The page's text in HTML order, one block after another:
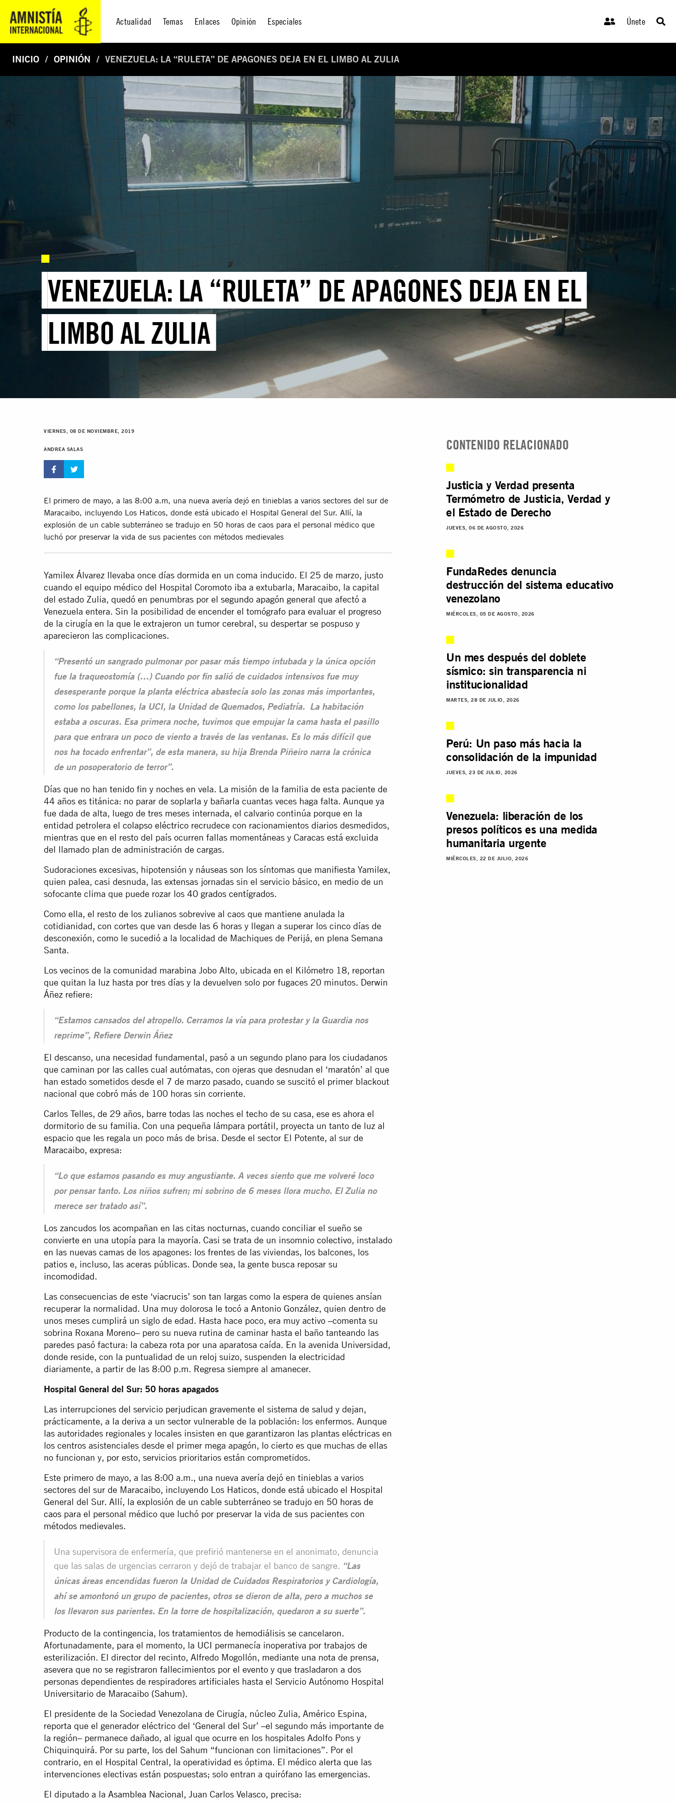
Actualidad Temas Enlaces Opinión Especiales Únete
INICIO OPINIÓN VENEZUELA: LA “RULETA” DE APAGONES DEJA EN EL LIMBO AL ZULIA
VENEZUELA: LA “RULETA” DE APAGONES DEJA EN EL
LIMBO AL ZULIA
VIERNES, 08 DE NOVIEMBRE, 2019
ANDREA SALAS
El primero de mayo, a las 8:00 a.m, una nueva avería dejó en tinieblas a varios sectores del sur de
Maracaibo, incluyendo Los Haticos, donde está ubicado el Hospital General del Sur. Allí, la
explosión de un cable subterráneo se tradujo en 50 horas de caos para el personal médico que
luchó por preservar la vida de sus pacientes con métodos medievales
Yamilex Álvarez llevaba once días dormida en un coma inducido. El 25 de marzo, justo
cuando el equipo médico del Hospital Coromoto iba a extubarla, Maracaibo, la capital
del estado Zulia, quedó en penumbras por el segundo apagón general que afectó a
Venezuela entera. Sin la posibilidad de encender el tomógrafo para evaluar el progreso
de la cirugía en la que le extrajeron un tumor cerebral, su despertar se pospuso y
aparecieron las complicaciones.
“Presentó un sangrado pulmonar por pasar más tiempo intubada y la única opción
fue la traqueostomía (…) Cuando por fin salió de cuidados intensivos fue muy
desesperante porque la planta eléctrica abastecía solo las zonas más importantes,
como los pabellones, la UCI, la Unidad de Quemados, Pediatría. La habitación
estaba a oscuras. Esa primera noche, tuvimos que empujar la cama hasta el pasillo
para que entrara un poco de viento a través de las ventanas. Es lo más difícil que
nos ha tocado enfrentar”, de esta manera, su hija Brenda Piñeiro narra la crónica
de un posoperatorio de terror”.
Días que no han tenido fin y noches en vela. La misión de la familia de esta paciente de
44 años es titánica: no parar de soplarla y bañarla cuantas veces haga falta. Aunque ya
fue dada de alta, luego de tres meses internada, el calvario continúa porque en la
entidad petrolera el colapso eléctrico recrudece con racionamientos diarios desmedidos,
mientras que en el resto del país ocurren fallas momentáneas y Caracas está excluida
del llamado plan de administración de cargas.
Sudoraciones excesivas, hipotensión y náuseas son los síntomas que manifiesta Yamilex,
quien palea, casi desnuda, las extensas jornadas sin el servicio básico, en medio de un
sofocante clima que puede rozar los 40 grados centígrados.
Como ella, el resto de los zulianos sobrevive al caos que mantiene anulada la
cotidianidad, con cortes que van desde las 6 horas y llegan a superar los cinco días de
desconexión, como le sucedió a la localidad de Machiques de Perijá, en plena Semana
Santa.
Los vecinos de la comunidad marabina Jobo Alto, ubicada en el Kilómetro 18, reportan
que quitan la luz hasta por tres días y la devuelven solo por fugaces 20 minutos. Derwin
Áñez refiere:
“Estamos cansados del atropello. Cerramos la vía para protestar y la Guardia nos
reprime”, Refiere Derwin Áñez
El descanso, una necesidad fundamental, pasó a un segundo plano para los ciudadanos
que caminan por las calles cual autómatas, con ojeras que desnudan el ‘maratón’ al que
han estado sometidos desde el 7 de marzo pasado, cuando se suscitó el primer blackout
nacional que cobró más de 100 horas sin corriente.
Carlos Telles, de 29 años, barre todas las noches el techo de su casa, ese es ahora el
dormitorio de su familia. Con una pequeña lámpara portátil, proyecta un tanto de luz al
espacio que les regala un poco más de brisa. Desde el sector El Potente, al sur de
Maracaibo, expresa:
“Lo que estamos pasando es muy angustiante. A veces siento que me volveré loco
por pensar tanto. Los niños sufren; mi sobrino de 6 meses llora mucho. El Zulia no
merece ser tratado así”.
Los zancudos los acompañan en las citas nocturnas, cuando conciliar el sueño se
convierte en una utopía para la mayoría. Casi se trata de un insomnio colectivo, instalado
en las nuevas camas de los apagones: los frentes de las viviendas, los balcones, los
patios e, incluso, las aceras públicas. Donde sea, la gente busca reposar su
incomodidad.
Las consecuencias de este ‘viacrucis’ son tan largas como la espera de quienes ansían
recuperar la normalidad. Una muy dolorosa le tocó a Antonio González, quien dentro de
unos meses cumplirá un siglo de edad. Hasta hace poco, era muy activo –comenta su
sobrina Roxana Moreno– pero su nueva rutina de caminar hasta el baño tanteando las
paredes pasó factura: la cabeza rota por una aparatosa caída. En la avenida Universidad,
donde reside, con la puntualidad de un reloj suizo, suspenden la electricidad
diariamente, a partir de las 8:00 p.m. Regresa siempre al amanecer.
Hospital General del Sur: 50 horas apagados
Las interrupciones del servicio perjudican gravemente el sistema de salud y dejan,
prácticamente, a la deriva a un sector vulnerable de la población: los enfermos. Aunque
las autoridades regionales y locales insisten en que garantizaron las plantas eléctricas en
los centros asistenciales desde el primer mega apagón, lo cierto es que muchas de ellas
no funcionan y, por esto, servicios prioritarios están comprometidos.
Este primero de mayo, a las 8:00 a.m., una nueva avería dejó en tinieblas a varios
sectores del sur de Maracaibo, incluyendo Los Haticos, donde está ubicado el Hospital
General del Sur. Allí, la explosión de un cable subterráneo se tradujo en 50 horas de
caos para el personal médico que luchó por preservar la vida de sus pacientes con
métodos medievales.
Una supervisora de enfermería, que prefirió mantenerse en el anonimato, denuncia
que las salas de urgencias cerraron y dejó de trabajar el banco de sangre. “Las
únicas áreas encendidas fueron la Unidad de Cuidados Respiratorios y Cardiología,
ahí se amontonó un grupo de pacientes, otros se dieron de alta, pero a muchos se
los llevaron sus parientes. En la torre de hospitalización, quedaron a su suerte”.
Producto de la contingencia, los tratamientos de hemodiálisis se cancelaron.
Afortunadamente, para el momento, la UCI permanecía inoperativa por trabajos de
esterilización. El director del recinto, Alfredo Mogollón, mediante una nota de prensa,
asevera que no se registraron fallecimientos por el evento y que trasladaron a dos
personas dependientes de respiradores artificiales hasta el Servicio Autónomo Hospital
Universitario de Maracaibo (Sahum).
El presidente de la Sociedad Venezolana de Cirugía, núcleo Zulia, Américo Espina,
reporta que el generador eléctrico del ‘General del Sur’ –el segundo más importante de
la región– permanece dañado, al igual que ocurre en los hospitales Adolfo Pons y
Chiquinquirá. Por su parte, los del Sahum “funcionan con limitaciones”. Por el
contrario, en el Hospital Central, la operatividad es óptima. El médico alerta que las
intervenciones electivas están pospuestas; solo entran a quirófano las emergencias.
El diputado a la Asamblea Nacional, Juan Carlos Velasco, precisa:
CONTENIDO RELACIONADO
Justicia y Verdad presenta
Termómetro de Justicia, Verdad y
el Estado de Derecho
JUEVES, 06 DE AGOSTO, 2026
FundaRedes denuncia
destrucción del sistema educativo
venezolano
MIÉRCOLES, 05 DE AGOSTO, 2026
Un mes después del doblete
sísmico: sin transparencia ni
institucionalidad
MARTES, 28 DE JULIO, 2026
Perú: Un paso más hacia la
consolidación de la impunidad
JUEVES, 23 DE JULIO, 2026
Venezuela: liberación de los
presos políticos es una medida
humanitaria urgente
MIÉRCOLES, 22 DE JULIO, 2026